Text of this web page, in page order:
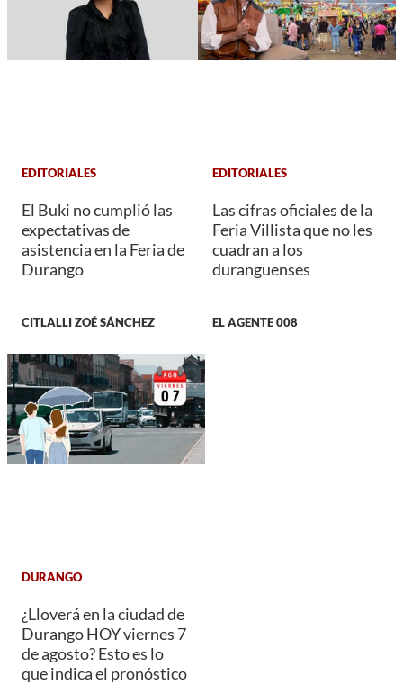
EDITORIALES
El Buki no cumplió las
expectativas de
asistencia en la Feria de
Durango
CITLALLI ZOÉ SÁNCHEZ
EDITORIALES
Las cifras oficiales de la
Feria Villista que no les
cuadran a los
duranguenses
EL AGENTE 008
DURANGO
¿Lloverá en la ciudad de
Durango HOY viernes 7
de agosto? Esto es lo
que indica el pronóstico